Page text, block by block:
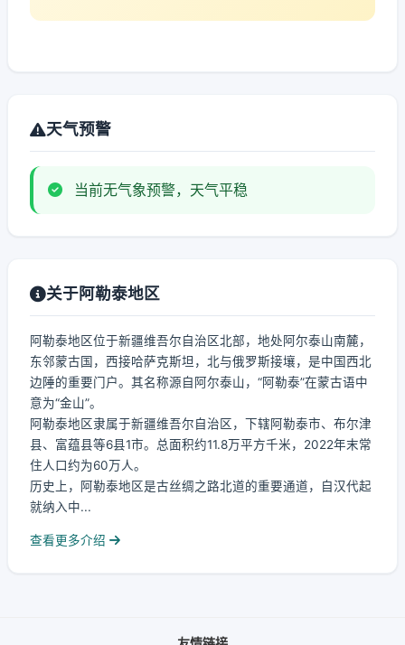
天气预警
当前无气象预警，天气平稳
关于阿勒泰地区
阿勒泰地区位于新疆维吾尔自治区北部，地处阿尔泰山南麓，
东邻蒙古国，西接哈萨克斯坦，北与俄罗斯接壤，是中国西北
边陲的重要门户。其名称源自阿尔泰山，“阿勒泰”在蒙古语中
意为“金山”。
阿勒泰地区隶属于新疆维吾尔自治区，下辖阿勒泰市、布尔津
县、富蕴县等6县1市。总面积约11.8万平方千米，2022年末常
住人口约为60万人。
历史上，阿勒泰地区是古丝绸之路北道的重要通道，自汉代起
就纳入中...
查看更多介绍